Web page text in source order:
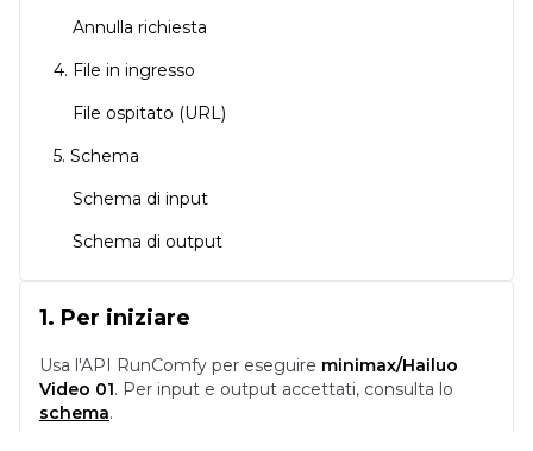
Annulla richiesta
4. File in ingresso
File ospitato (URL)
5. Schema
Schema di input
Schema di output
1. Per iniziare
Usa l'API RunComfy per eseguire minimax/Hailuo
Video 01. Per input e output accettati, consulta lo
schema.